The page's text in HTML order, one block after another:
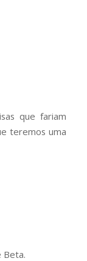
que fariam
teremos uma
Beta.